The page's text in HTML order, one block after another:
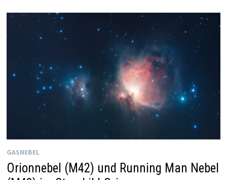
GASNEBEL
Orionnebel (M42) und Running Man Nebel